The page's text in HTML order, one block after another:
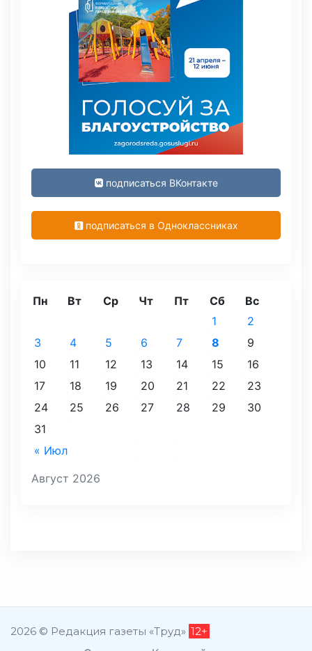
подписаться ВКонтакте
подписаться в Одноклассниках
Август 2026
Пн Вт Ср Чт Пт Сб Вс
« Июл
1
2
3
4 5 6 7 8
9
10
11 12 13 14 15
16
17
18 19 20 21 22
23
24
25 26 27 28 29
30
31
2026 © Редакция газеты «Труд» 12+